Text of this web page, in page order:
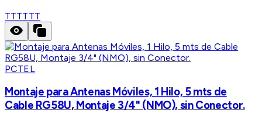
TTTTTT
PCTEL
Montaje para Antenas Móviles, 1 Hilo, 5 mts de
Cable RG58U, Montaje 3/4" (NMO), sin Conector.